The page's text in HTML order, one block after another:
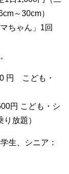
～30cm）
ちゃん」1回
円 こども・
円 こども・シ
放題）
生、シニア：